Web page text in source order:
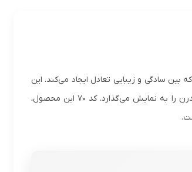
سادگی و زیبایی تعادل ایجاد می‌کند. این
پیراهن با طراحی کبریتی منحصر به فرد، رنگ سفید خالص و دو جیب کاربردی، ترکیبی از سبک کلاسیک و مدرن را به نمایش می‌گذارد. کد ۷۰ این محصول،